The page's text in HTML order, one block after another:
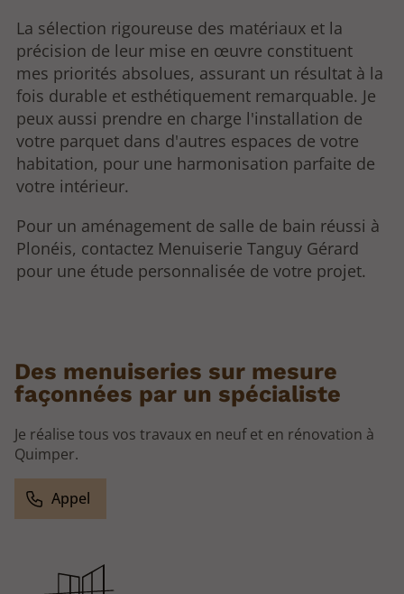
La sélection rigoureuse des matériaux et la
précision de leur mise en œuvre constituent
mes priorités absolues, assurant un résultat à la
fois durable et esthétiquement remarquable. Je
peux aussi prendre en charge l'installation de
votre parquet dans d'autres espaces de votre
habitation, pour une harmonisation parfaite de
votre intérieur.
Pour un aménagement de salle de bain réussi à
Plonéis, contactez Menuiserie Tanguy Gérard
pour une étude personnalisée de votre projet.
Des menuiseries sur mesure
façonnées par un spécialiste
Je réalise tous vos travaux en neuf et en rénovation à
Quimper.
Appel